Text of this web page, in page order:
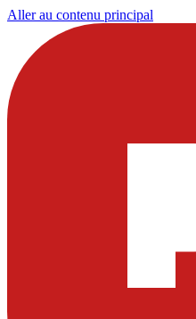
Aller au contenu principal